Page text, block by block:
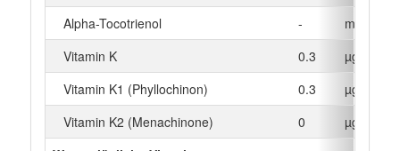
Alpha-Tocotrienol
-
mg
Vitamin K
0.3
µg
Vitamin K1 (Phyllochinon)
0.3
µg
Vitamin K2 (Menachinone)
0
µg